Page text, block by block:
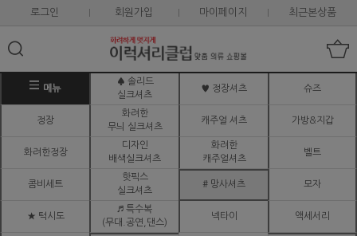
로그인 회원가입 마이페이지 최근본상품
메뉴
♠ 솔리드
실크셔츠
♥ 정장셔츠 슈즈
정장
화려한
무늬 실크셔츠
캐주얼 셔츠 가방&지갑
화려한정장
디자인
배색실크셔츠
화려한
캐주얼셔츠
벨트
콤비세트
핫픽스
실크셔츠
# 망사셔츠 모자
★ 턱시도
♬ 특수복
(무대.공연,댄스)
넥타이 액세서리